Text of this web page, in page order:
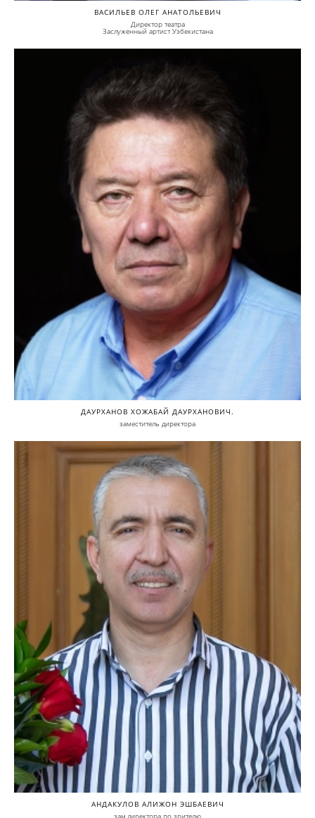
ВАСИЛЬЕВ ОЛЕГ АНАТОЛЬЕВИЧ
Директор театра
Заслуженный артист Узбекистана
ДАУРХАНОВ ХОЖАБАЙ ДАУРХАНОВИЧ.
заместитель директора
АНДАКУЛОВ АЛИЖОН ЭШБАЕВИЧ
зам.директора по зрителю